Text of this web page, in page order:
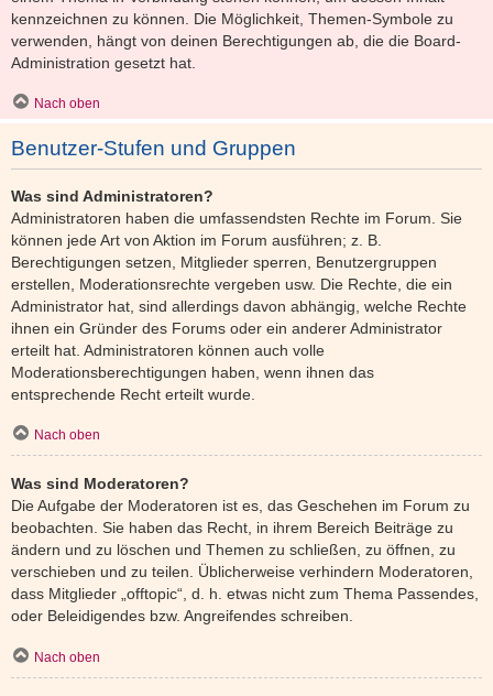
kennzeichnen zu können. Die Möglichkeit, Themen-Symbole zu
verwenden, hängt von deinen Berechtigungen ab, die die Board-
Administration gesetzt hat.
Nach oben
Benutzer-Stufen und Gruppen
Was sind Administratoren?
Administratoren haben die umfassendsten Rechte im Forum. Sie
können jede Art von Aktion im Forum ausführen; z. B.
Berechtigungen setzen, Mitglieder sperren, Benutzergruppen
erstellen, Moderationsrechte vergeben usw. Die Rechte, die ein
Administrator hat, sind allerdings davon abhängig, welche Rechte
ihnen ein Gründer des Forums oder ein anderer Administrator
erteilt hat. Administratoren können auch volle
Moderationsberechtigungen haben, wenn ihnen das
entsprechende Recht erteilt wurde.
Nach oben
Was sind Moderatoren?
Die Aufgabe der Moderatoren ist es, das Geschehen im Forum zu
beobachten. Sie haben das Recht, in ihrem Bereich Beiträge zu
ändern und zu löschen und Themen zu schließen, zu öffnen, zu
verschieben und zu teilen. Üblicherweise verhindern Moderatoren,
dass Mitglieder „offtopic“, d. h. etwas nicht zum Thema Passendes,
oder Beleidigendes bzw. Angreifendes schreiben.
Nach oben